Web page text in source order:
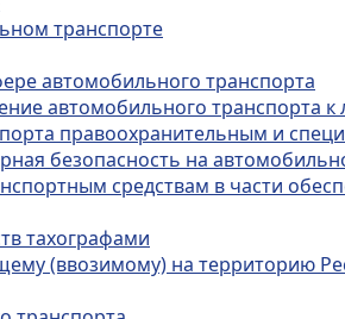
транспорте
автомобильного транспорта
автомобильного транспорта
правоохранительным и
безопасность на
средствам в части
тахографами
(ввозимому) на территорию